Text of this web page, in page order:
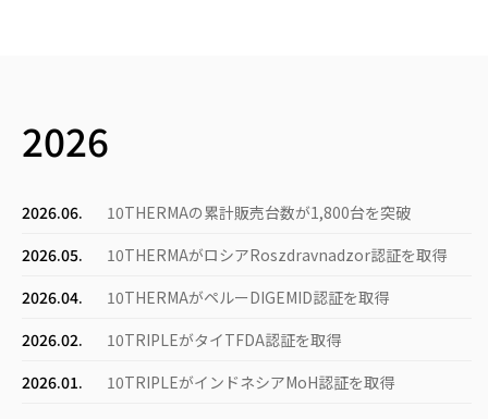
2026
2026.06.
10THERMAの累計販売台数が1,800台を突破
2026.05.
10THERMAがロシアRoszdravnadzor認証を取得
2026.04.
10THERMAがペルーDIGEMID認証を取得
2026.02.
10TRIPLEがタイTFDA認証を取得
2026.01.
10TRIPLEがインドネシアMoH認証を取得